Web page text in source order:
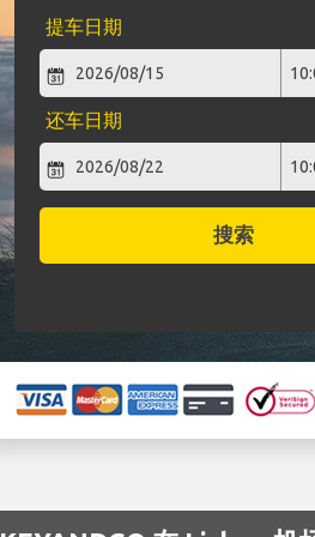
提车日期
还车日期
搜索